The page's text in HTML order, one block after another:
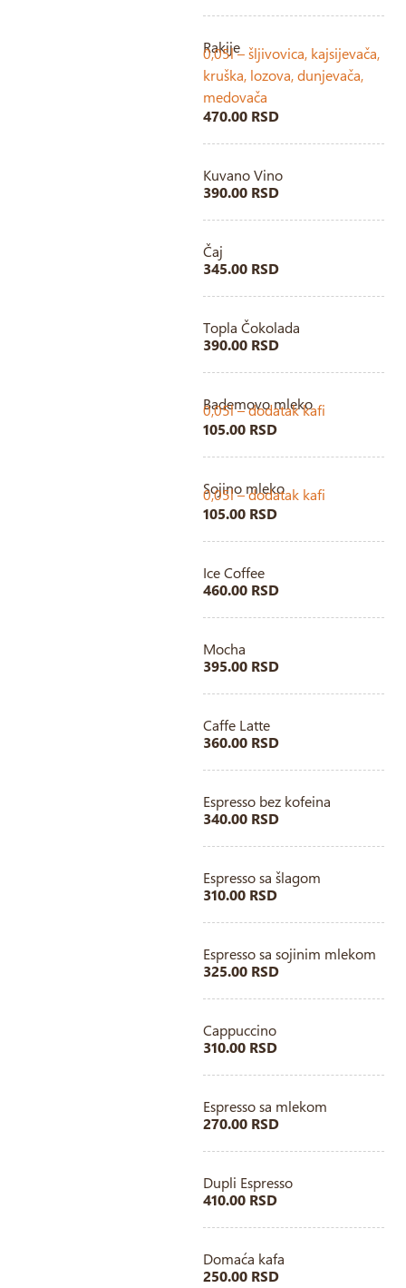
Rakije
0,05l – šljivovica, kajsijevača,
kruška, lozova, dunjevača,
medovača
470.00 RSD
Kuvano Vino
390.00 RSD
Čaj
345.00 RSD
Topla Čokolada
390.00 RSD
Bademovo mleko
0,05l – dodatak kafi
105.00 RSD
Sojino mleko
0,05l – dodatak kafi
105.00 RSD
Ice Coffee
460.00 RSD
Mocha
395.00 RSD
Caffe Latte
360.00 RSD
Espresso bez kofeina
340.00 RSD
Espresso sa šlagom
310.00 RSD
Espresso sa sojinim mlekom
325.00 RSD
Cappuccino
310.00 RSD
Espresso sa mlekom
270.00 RSD
Dupli Espresso
410.00 RSD
Domaća kafa
250.00 RSD